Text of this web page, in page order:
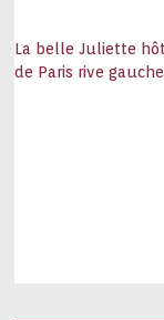
La belle Juliette
de Paris rive gauche